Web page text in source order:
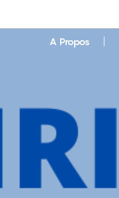
A Propos